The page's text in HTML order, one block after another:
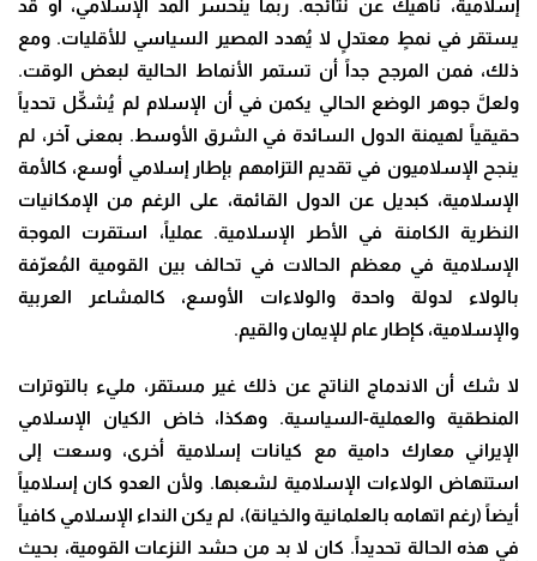
إسلامية، ناهيك عن نتائجه. ربما ينحسر المد الإسلامي، أو قد
يستقر في نمطٍ معتدلٍ لا يُهدد المصير السياسي للأقليات. ومع
ذلك، فمن المرجح جداً أن تستمر الأنماط الحالية لبعض الوقت.
ولعلَّ جوهر الوضع الحالي يكمن في أن الإسلام لم يُشكِّل تحدياً
حقيقياً لهيمنة الدول السائدة في الشرق الأوسط. بمعنى آخر، لم
ينجح الإسلاميون في تقديم التزامهم بإطار إسلامي أوسع، كالأمة
الإسلامية، كبديل عن الدول القائمة، على الرغم من الإمكانيات
النظرية الكامنة في الأطر الإسلامية. عملياً، استقرت الموجة
الإسلامية في معظم الحالات في تحالف بين القومية المُعرّفة
بالولاء لدولة واحدة والولاءات الأوسع، كالمشاعر العربية
والإسلامية، كإطار عام للإيمان والقيم.
لا شك أن الاندماج الناتج عن ذلك غير مستقر، مليء بالتوترات
المنطقية والعملية-السياسية. وهكذا، خاض الكيان الإسلامي
الإيراني معارك دامية مع كيانات إسلامية أخرى، وسعت إلى
استنهاض الولاءات الإسلامية لشعبها. ولأن العدو كان إسلامياً
أيضاً (رغم اتهامه بالعلمانية والخيانة)، لم يكن النداء الإسلامي كافياً
في هذه الحالة تحديداً. كان لا بد من حشد النزعات القومية، بحيث